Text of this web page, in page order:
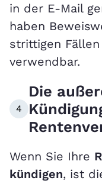
in der E-Mail
haben
strittigen
verwendbar.
4
Die
Wenn Sie Ihre
kündigen, ist